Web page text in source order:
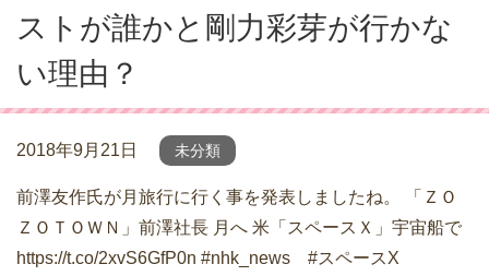
ストが誰かと剛力彩芽が行かな
い理由？
2018年9月21日 未分類
前澤友作氏が月旅行に行く事を発表しましたね。 「ＺＯ
ＺＯＴＯＷＮ」前澤社長 月へ 米「スペースＸ」宇宙船で
https://t.co/2xvS6GfP0n #nhk_news #スペースX